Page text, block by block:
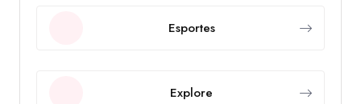
Esportes
Explore